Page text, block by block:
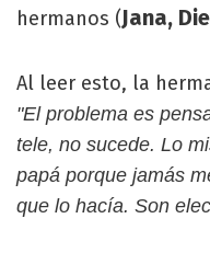
hermanos (Jana,
Al leer esto, la
"El problema es
tele, no sucede. Lo
papá porque jamás
que lo hacía. Son